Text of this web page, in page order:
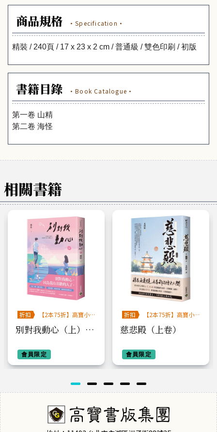
商品規格 ·Specification·
精裝 / 240頁 / 17 x 23 x 2 cm / 普通級 / 雙色印刷 / 初版
書籍目錄 ·Book Catalogue·
第一卷 山精
第二卷 海怪
相關書籍
折扣
【2本75折】高寶小
別對我動心（上）：
會員限定
折扣
【2本75折】高寶小
慈悲殿（上卷）
會員限定